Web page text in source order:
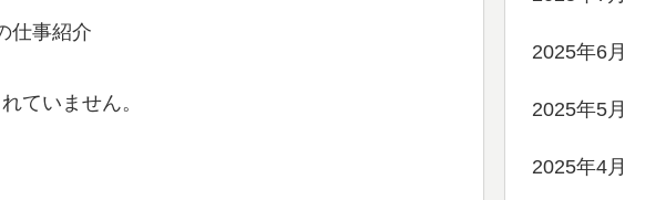
仕事紹介
ていません。
2025年6月
2025年5月
2025年4月